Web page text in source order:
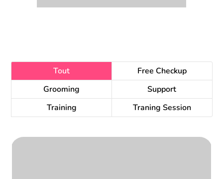
Tout
Free Checkup
Grooming
Support
Training
Traning Session